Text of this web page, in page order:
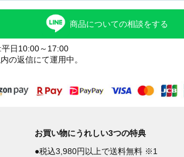
商品についての相談をする
日10:00～17:00
の返信にて運用中。
お買い物にうれしい3つの特典
●税込3,980円以上で送料無料 ※1